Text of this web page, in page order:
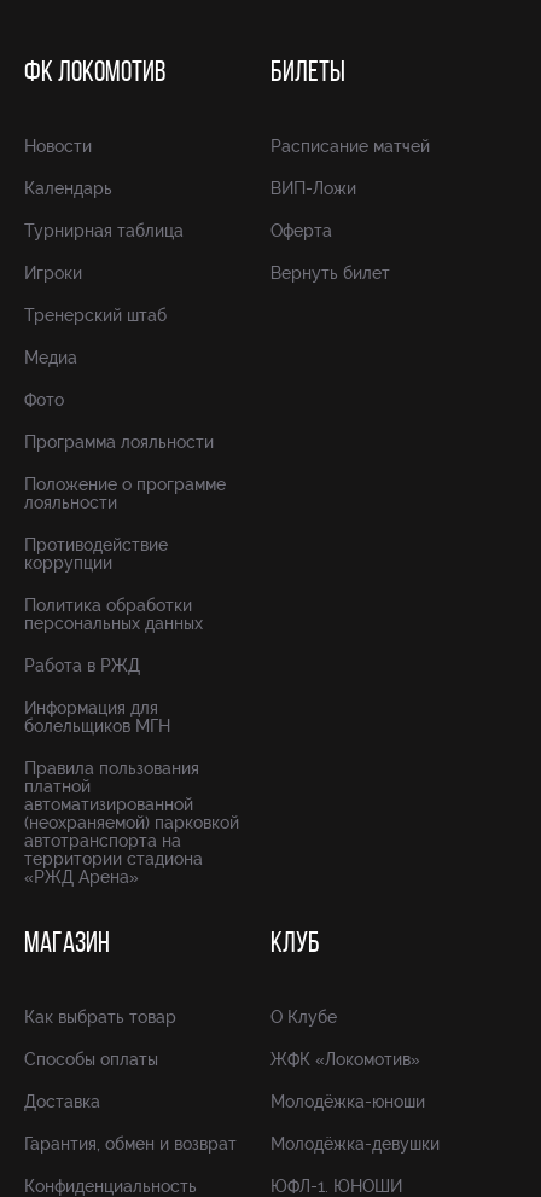
ФК ЛОКОМОТИВ
Новости
Календарь
Турнирная таблица
Игроки
Тренерский штаб
Медиа
Фото
Программа лояльности
Положение о программе
лояльности
Противодействие
коррупции
Политика обработки
персональных данных
Работа в РЖД
Информация для
болельщиков МГН
Правила пользования
платной
автоматизированной
(неохраняемой) парковкой
автотранспорта на
территории стадиона
«РЖД Арена»
БИЛЕТЫ
Расписание матчей
ВИП-Ложи
Оферта
Вернуть билет
МАГАЗИН
Как выбрать товар
Способы оплаты
Доставка
Гарантия, обмен и возврат
Конфиденциальность
КЛУБ
О Клубе
ЖФК «Локомотив»
Молодёжка-юноши
Молодёжка-девушки
ЮФЛ-1. ЮНОШИ